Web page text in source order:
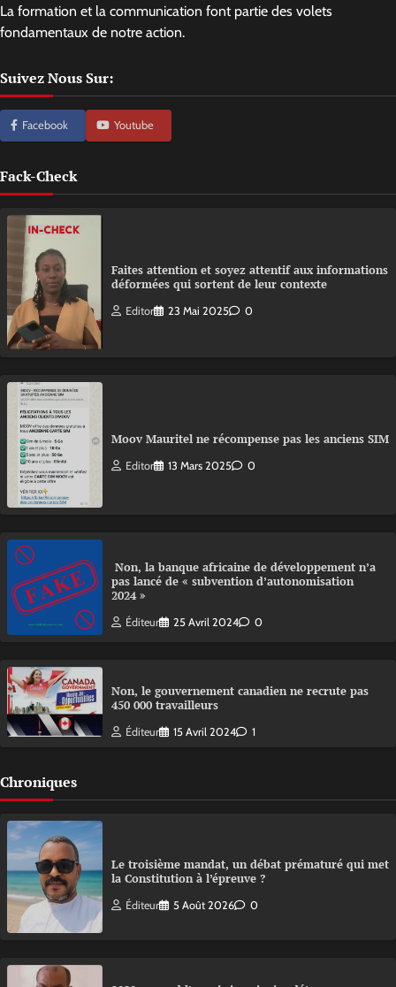
La formation et la communication font partie des volets
fondamentaux de notre action.
Suivez Nous Sur:
Facebook Youtube
Fack-Check
Faites attention et soyez attentif aux informations
déformées qui sortent de leur contexte
Editor 23 Mai 2025 0
Moov Mauritel ne récompense pas les anciens SIM
Editor 13 Mars 2025 0
Non, la banque africaine de développement n’a
pas lancé de « subvention d’autonomisation
2024 »
Éditeur 25 Avril 2024 0
Non, le gouvernement canadien ne recrute pas
450 000 travailleurs
Éditeur 15 Avril 2024 1
Chroniques
Le troisième mandat, un débat prématuré qui met
la Constitution à l’épreuve ?
Éditeur 5 Août 2026 0